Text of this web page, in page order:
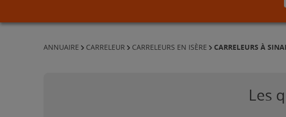
ANNUAIRE CARRELEUR CARRELEURS EN ISÈRE CARRELEURS À
Les